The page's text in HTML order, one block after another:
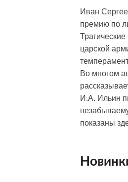
Иван
премию по
царской
Во многом
И.А. Ильин
показаны